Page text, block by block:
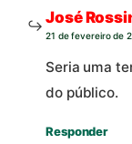
José
21 de fevereiro de
Seria uma
do público.
Responder